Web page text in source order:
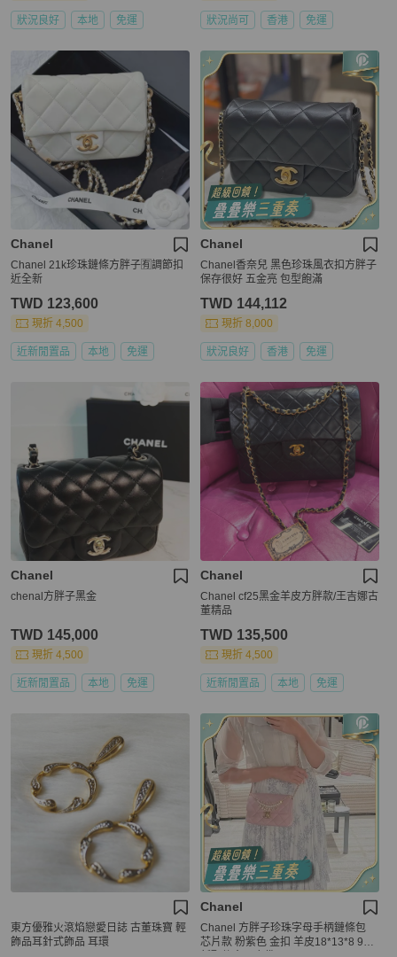
狀況良好 本地 免運 狀況尚可 香港 免運
Chanel
Chanel 21k珍珠鏈條方胖子🈶調節扣
近全新
TWD 123,600
現折 4,500
近新閒置品 本地 免運
Chanel
Chanel香奈兒 黑色珍珠風衣扣方胖子
保存很好 五金亮 包型飽滿
TWD 144,112
現折 8,000
狀況良好 香港 免運
Chanel
chenal方胖子黑金
TWD 145,000
現折 4,500
近新閒置品 本地 免運
Chanel
Chanel cf25黑金羊皮方胖款/王吉娜古
董精品
TWD 135,500
現折 4,500
近新閒置品 本地 免運
東方優雅火滾焰戀愛日誌 古董珠寶 輕
飾品耳針式飾品 耳環
Chanel
Chanel 方胖子珍珠字母手柄鏈條包
芯片款 粉紫色 金扣 羊皮18*13*8 99